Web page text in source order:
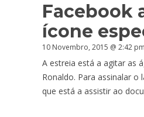
Facebook
ícone
10 Novembro, 2015 @ 2:42 pm
A estreia está a agitar as
Ronaldo. Para assinalar
que está a assistir ao